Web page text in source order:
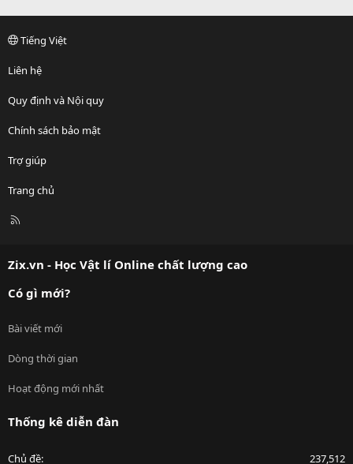
Tiếng Việt
Liên hệ
Quy định và Nội quy
Chính sách bảo mật
Trợ giúp
Trang chủ
R
Zix.vn - Học Vật lí Online chất lượng cao
Có gì mới?
Bài viết mới
Dòng thời gian
Hoạt động mới nhất
Thống kê diễn đàn
Chủ đề 237,512